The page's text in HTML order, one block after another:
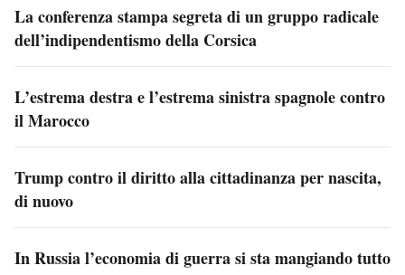
La conferenza stampa segreta di un gruppo radicale
dell’indipendentismo della Corsica
L’estrema destra e l’estrema sinistra spagnole contro
il Marocco
Trump contro il diritto alla cittadinanza per nascita,
di nuovo
In Russia l’economia di guerra si sta mangiando tutto